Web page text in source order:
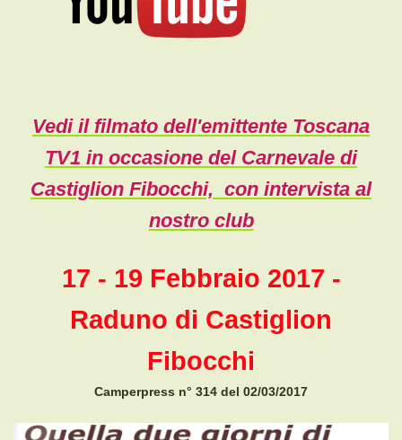
Vedi il filmato dell'emittente Toscana
TV1 in occasione del Carnevale di
Castiglion Fibocchi, con intervista al
nostro club
17 - 19 Febbraio 2017 -
Raduno di Castiglion
Fibocchi
Camperpress n° 314 del 02/03/2017